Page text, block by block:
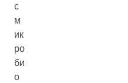
с
м
ик
ро
би
о